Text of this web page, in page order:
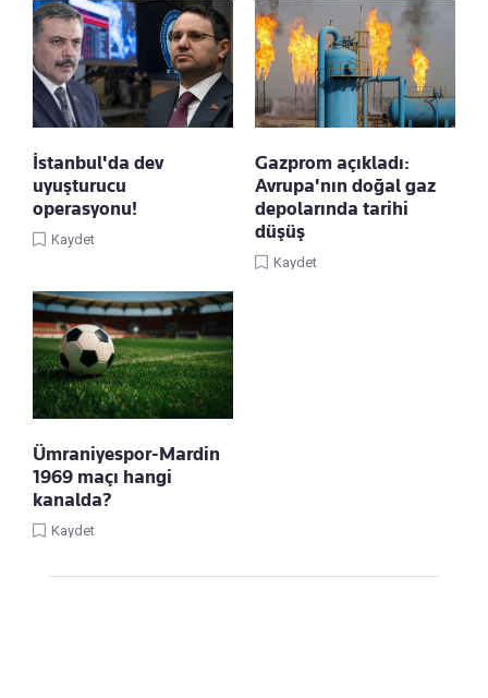
İstanbul'da dev
uyuşturucu
operasyonu!
Kaydet
Gazprom açıkladı:
Avrupa'nın doğal gaz
depolarında tarihi
düşüş
Kaydet
Ümraniyespor-Mardin
1969 maçı hangi
kanalda?
Kaydet